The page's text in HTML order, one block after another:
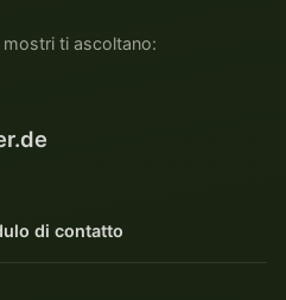
ti ascoltano:
di contatto